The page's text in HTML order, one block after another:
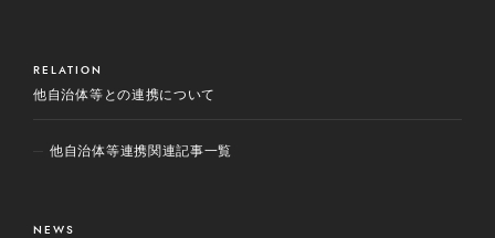
RELATION
他自治体等との連携について
他自治体等連携関連記事一覧
NEWS